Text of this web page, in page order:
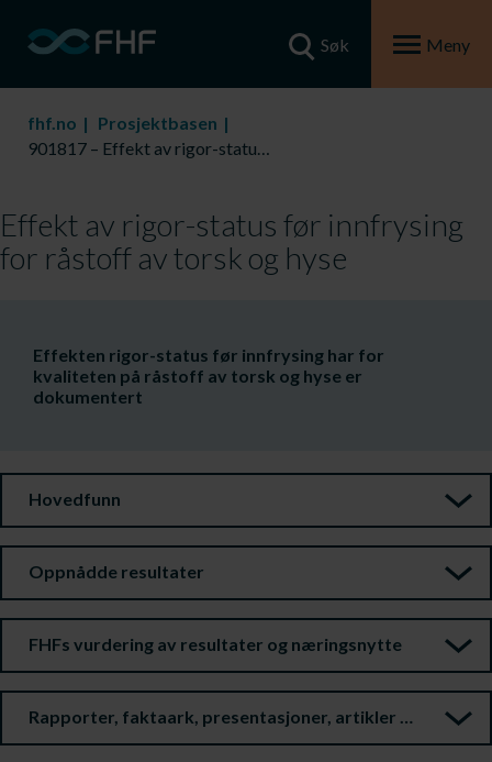
Søk Meny
fhf.no
Prosjektbasen
901817 – Effekt av rigor-status før innfrysing for råstoff av torsk og hyse
Effekt av rigor-status før innfrysing
for råstoff av torsk og hyse
​Effekten rigor-status før innfrysing har for
kvaliteten på råstoff av torsk og hyse er
dokumentert
Hovedfunn
Oppnådde resultater
FHFs vurdering av resultater og næringsnytte
Rapporter, faktaark, presentasjoner, artikler m.m.